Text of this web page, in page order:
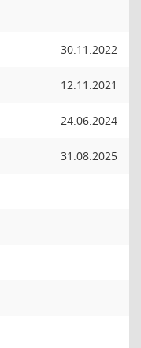
30.11.2022
12.11.2021
24.06.2024
31.08.2025